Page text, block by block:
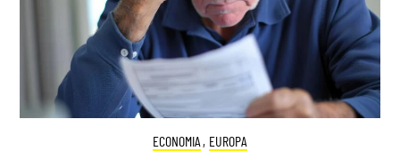
ECONOMIA , EUROPA